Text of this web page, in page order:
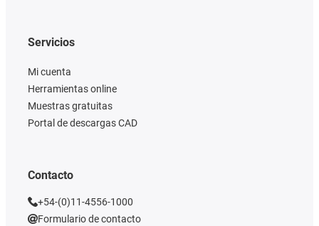
Servicios
Mi cuenta
Herramientas online
Muestras gratuitas
Portal de descargas CAD
Contacto
+54-(0)11-4556-1000
Formulario de contacto